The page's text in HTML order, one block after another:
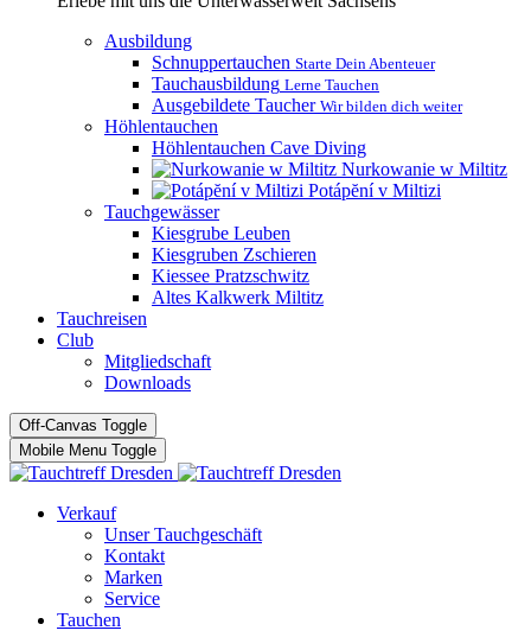
Ausbildung
Schnuppertauchen Starte Dein Abenteuer
Tauchausbildung Lerne Tauchen
Ausgebildete Taucher Wir bilden dich weiter
Höhlentauchen
Höhlentauchen Cave Diving
Nurkowanie w Miltitz
Potápĕní v Miltizi
Tauchgewässer
Kiesgrube Leuben
Kiesgruben Zschieren
Kiessee Pratzschwitz
Altes Kalkwerk Miltitz
Tauchreisen
Club
Mitgliedschaft
Downloads
Off-Canvas Toggle
Mobile Menu Toggle
Verkauf
Unser Tauchgeschäft
Kontakt
Marken
Service
Tauchen